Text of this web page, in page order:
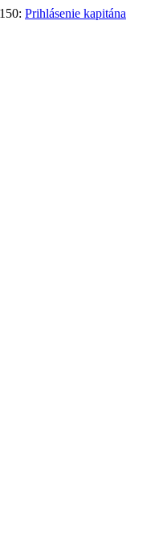
150: Prihlásenie kapitána